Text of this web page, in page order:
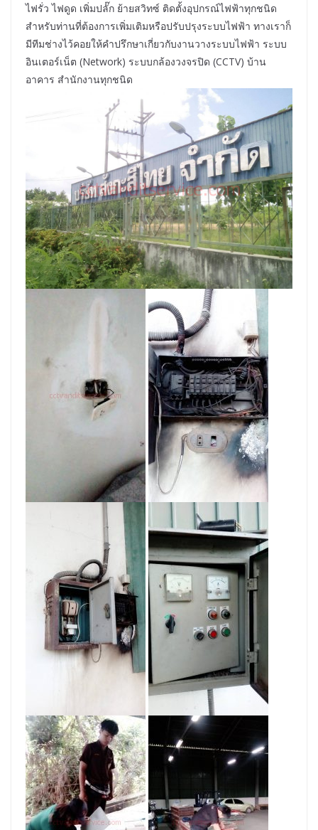
ไฟรั่ว ไฟดูด เพิ่มปลั๊ก ย้ายสวิทซ์ ติดตั้งอุปกรณ์ไฟฟ้าทุกชนิด
สำหรับท่านที่ต้องการเพิ่มเติมหรือปรับปรุงระบบไฟฟ้า ทางเราก็
มีทีมช่างไว้คอยให้คำปรึกษาเกี่ยวกับงานวางระบบไฟฟ้า ระบบ
อินเตอร์เน็ต (Network) ระบบกล้องวงจรปิด (CCTV) บ้าน
อาคาร สำนักงานทุกชนิด